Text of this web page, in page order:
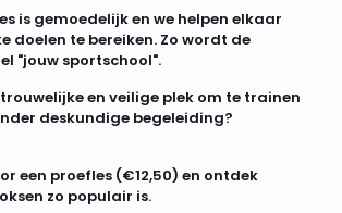
is gemoedelijk en we helpen elkaar
doelen te bereiken. Zo wordt de
"jouw sportschool".
en veilige plek om te trainen
deskundige begeleiding?
een proefles (€12,50) en ontdek
zo populair is.